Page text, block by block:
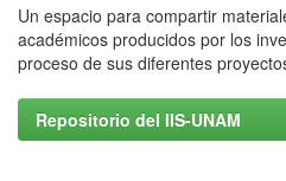
Un espacio para compartir
académicos producidos por los
proceso de sus diferentes
Repositorio del IIS-UNAM